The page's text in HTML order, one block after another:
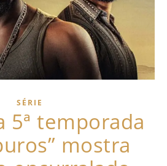
SÉRIE
5ª temporada
mostra